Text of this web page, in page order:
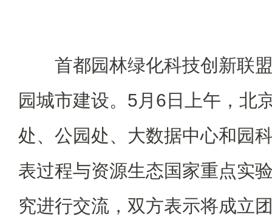
首都园林绿化科技创新联
园城市建设。5月6日上午，北
处、公园处、大数据中心和园
表过程与资源生态国家重点实
究进行交流，双方表示将成立